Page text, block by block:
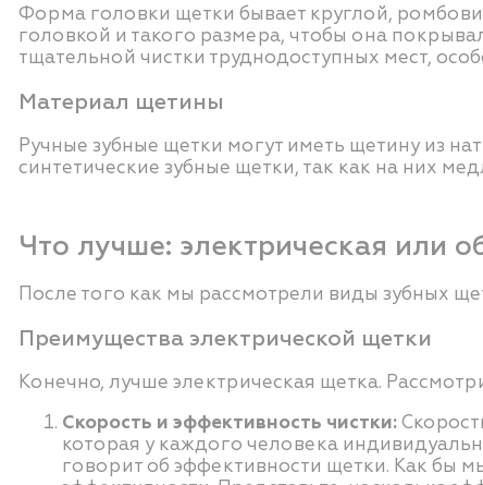
Форма головки щетки бывает круглой,
головкой и такого размера, чтобы она
тщательной чистки труднодоступных мест,
Материал щетины
Ручные зубные щетки могут иметь щетину из
синтетические зубные щетки, так как на них
Что лучше: электрическая или
После того как мы рассмотрели виды зубных
Преимущества электрической щетки
Конечно, лучше электрическая щетка.
Скорость и эффективность чистки:
которая у каждого человека
говорит об эффективности щетки. Как бы